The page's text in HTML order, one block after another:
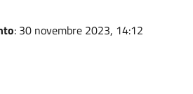
: 30 novembre 2023, 14:12